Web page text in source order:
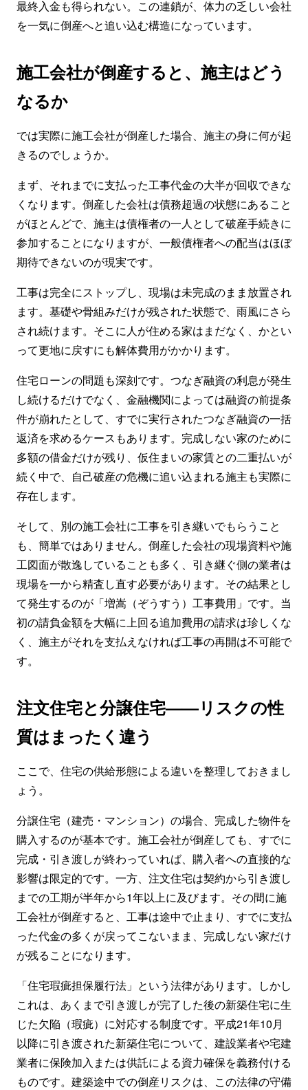
最終入金も得られない。この連鎖が、体力の乏しい会社
を一気に倒産へと追い込む構造になっています。
施工会社が倒産すると、施主はどう
なるか
では実際に施工会社が倒産した場合、施主の身に何が起
きるのでしょうか。
まず、それまでに支払った工事代金の大半が回収できな
くなります。倒産した会社は債務超過の状態にあること
がほとんどで、施主は債権者の一人として破産手続きに
参加することになりますが、一般債権者への配当はほぼ
期待できないのが現実です。
工事は完全にストップし、現場は未完成のまま放置され
ます。基礎や骨組みだけが残された状態で、雨風にさら
され続けます。そこに人が住める家はまだなく、かとい
って更地に戻すにも解体費用がかかります。
住宅ローンの問題も深刻です。つなぎ融資の利息が発生
し続けるだけでなく、金融機関によっては融資の前提条
件が崩れたとして、すでに実行されたつなぎ融資の一括
返済を求めるケースもあります。完成しない家のために
多額の借金だけが残り、仮住まいの家賃との二重払いが
続く中で、自己破産の危機に追い込まれる施主も実際に
存在します。
そして、別の施工会社に工事を引き継いでもらうこと
も、簡単ではありません。倒産した会社の現場資料や施
工図面が散逸していることも多く、引き継ぐ側の業者は
現場を一から精査し直す必要があります。その結果とし
て発生するのが「増嵩（ぞうすう）工事費用」です。当
初の請負金額を大幅に上回る追加費用の請求は珍しくな
く、施主がそれを支払えなければ工事の再開は不可能で
す。
注文住宅と分譲住宅——リスクの性
質はまったく違う
ここで、住宅の供給形態による違いを整理しておきまし
ょう。
分譲住宅（建売・マンション）の場合、完成した物件を
購入するのが基本です。施工会社が倒産しても、すでに
完成・引き渡しが終わっていれば、購入者への直接的な
影響は限定的です。一方、注文住宅は契約から引き渡し
までの工期が半年から1年以上に及びます。その間に施
工会社が倒産すると、工事は途中で止まり、すでに支払
った代金の多くが戻ってこないまま、完成しない家だけ
が残ることになります。
「住宅瑕疵担保履行法」という法律があります。しかし
これは、あくまで引き渡しが完了した後の新築住宅に生
じた欠陥（瑕疵）に対応する制度です。平成21年10月
以降に引き渡された新築住宅について、建設業者や宅建
業者に保険加入または供託による資力確保を義務付ける
ものです。建築途中での倒産リスクは、この法律の守備